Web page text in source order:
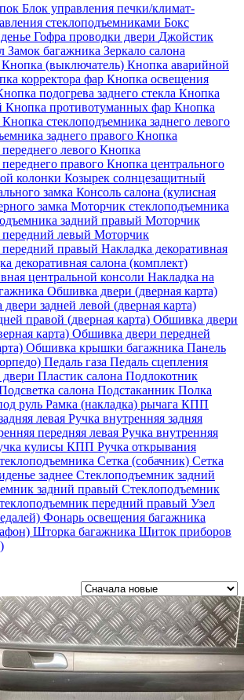
Блок управления печки/климат-
стеклоподъемниками Бокс
Гофра проводки двери Джойстик
Замок багажника Зеркало салона
Кнопка (выключатель) Кнопка аварийной
корректора фар Кнопка освещения
подогрева заднего стекла Кнопка
Кнопка противотуманных фар Кнопка
Кнопка стеклоподъемника заднего левого
заднего правого Кнопка
левого Кнопка
правого Кнопка центрального
колонки Козырек солнцезащитный
замка Консоль салона (кулисная
замка Моторчик стеклоподъемника
задний правый Моторчик
передний левый Моторчик
передний правый Накладка декоративная
декоративная салона (комплект)
центральной консоли Накладка на
Обшивка двери (дверная карта)
задней левой (дверная карта)
правой (дверная карта) Обшивка двери
карта) Обшивка двери передней
Обшивка крышки багажника Панель
Педаль газа Педаль сцепления
Пластик салона Подлокотник
салона Подстаканник Полка
руль Рамка (накладка) рычага КПП
левая Ручка внутренняя задняя
передняя левая Ручка внутренняя
кулисы КПП Ручка открывания
Сетка (собачник) Сетка
заднее Стеклоподъемник задний
задний правый Стеклоподъемник
передний правый Узел
Фонарь освещения багажника
Шторка багажника Щиток приборов